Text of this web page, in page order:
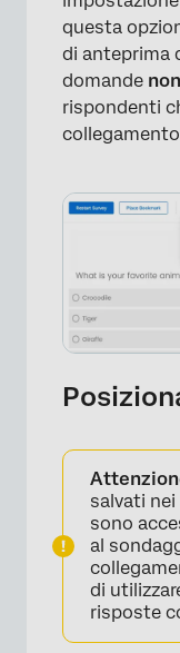
questa
di anteprima
domande
rispondenti
salvati
sono
al
di
risposte